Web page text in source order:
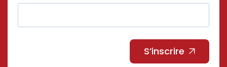
S’inscrire